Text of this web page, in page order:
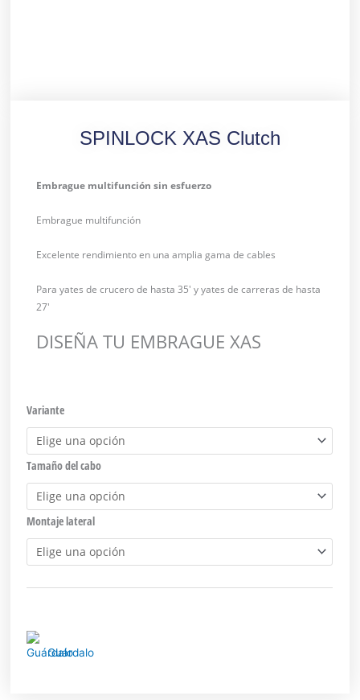
SPINLOCK XAS Clutch
Embrague multifunción sin esfuerzo
Embrague multifunción
Excelente rendimiento en una amplia gama de cables
Para yates de crucero de hasta 35′ y yates de carreras de hasta
27′
DISEÑA TU EMBRAGUE XAS
Variante
Tamaño del cabo
Montaje lateral
Guárdalo